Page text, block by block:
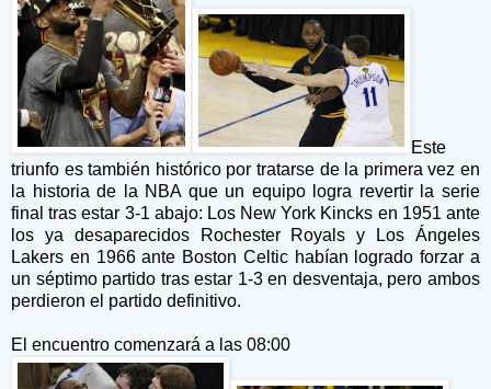
Este
triunfo es también histórico por tratarse de la primera vez en
la historia de la NBA que un equipo logra revertir la serie
final tras estar 3-1 abajo: Los New York Kincks en 1951 ante
los ya desaparecidos Rochester Royals y Los Ángeles
Lakers en 1966 ante Boston Celtic habían logrado forzar a
un séptimo partido tras estar 1-3 en desventaja, pero ambos
perdieron el partido definitivo.
El encuentro comenzará a las 08:00